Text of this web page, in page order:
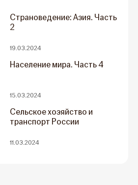
Страноведение: Азия. Часть
2
19.03.2024
Население мира. Часть 4
15.03.2024
Сельское хозяйство и
транспорт России
11.03.2024